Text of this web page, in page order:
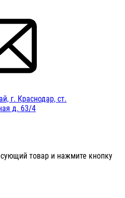
г. Краснодар, ст.
д. 63/4
товар и нажмите кнопку